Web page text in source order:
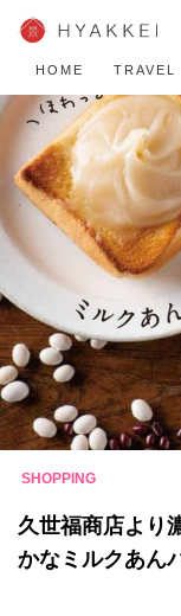
HOME TRAVEL
久世福商店より
かなミルクあん